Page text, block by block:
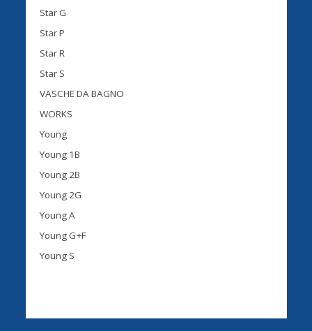
Star G
Star P
Star R
Star S
VASCHE DA BAGNO
WORKS
Young
Young 1B
Young 2B
Young 2G
Young A
Young G+F
Young S